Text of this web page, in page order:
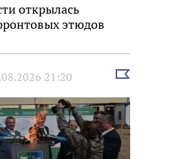
открылась
этюдов
21:20
Выбрать